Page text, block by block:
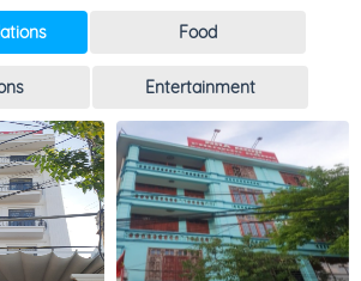
Food
Entertainment